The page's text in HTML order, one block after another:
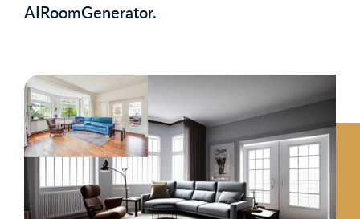
AIRoomGenerator.